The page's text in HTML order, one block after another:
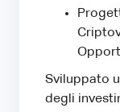
Sviluppato
degli